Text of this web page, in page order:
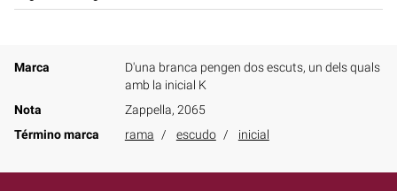
Marca
D'una branca pengen dos escuts, un dels quals
amb la inicial K
Nota
Zappella, 2065
Término marca
rama escudo inicial